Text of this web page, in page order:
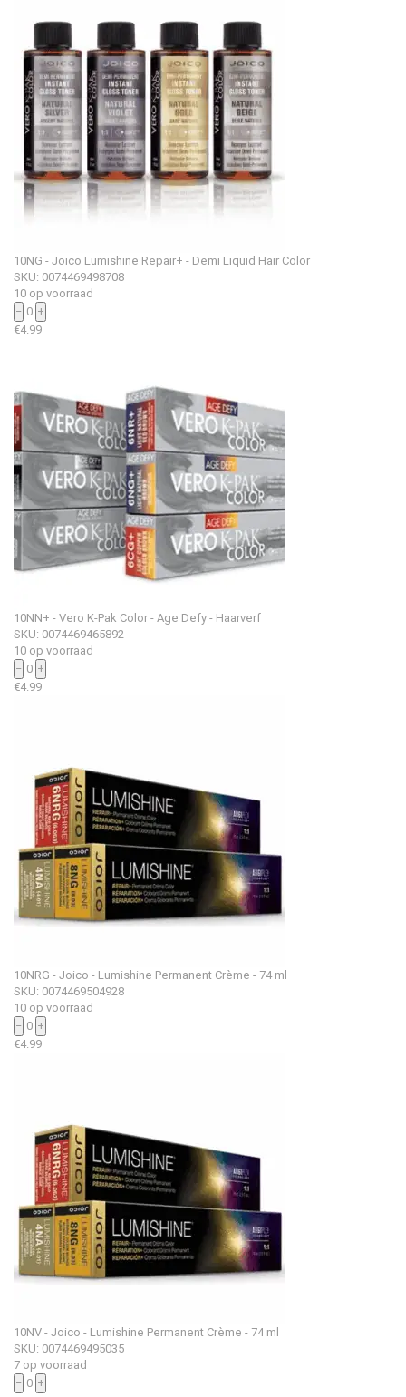
10NG - Joico Lumishine Repair+ - Demi Liquid Hair Color
SKU: 0074469498708
10 op voorraad
− 0 +
€4.99
10NN+ - Vero K-Pak Color - Age Defy - Haarverf
SKU: 0074469465892
10 op voorraad
− 0 +
€4.99
10NRG - Joico - Lumishine Permanent Crème - 74 ml
SKU: 0074469504928
10 op voorraad
− 0 +
€4.99
10NV - Joico - Lumishine Permanent Crème - 74 ml
SKU: 0074469495035
7 op voorraad
− 0 +